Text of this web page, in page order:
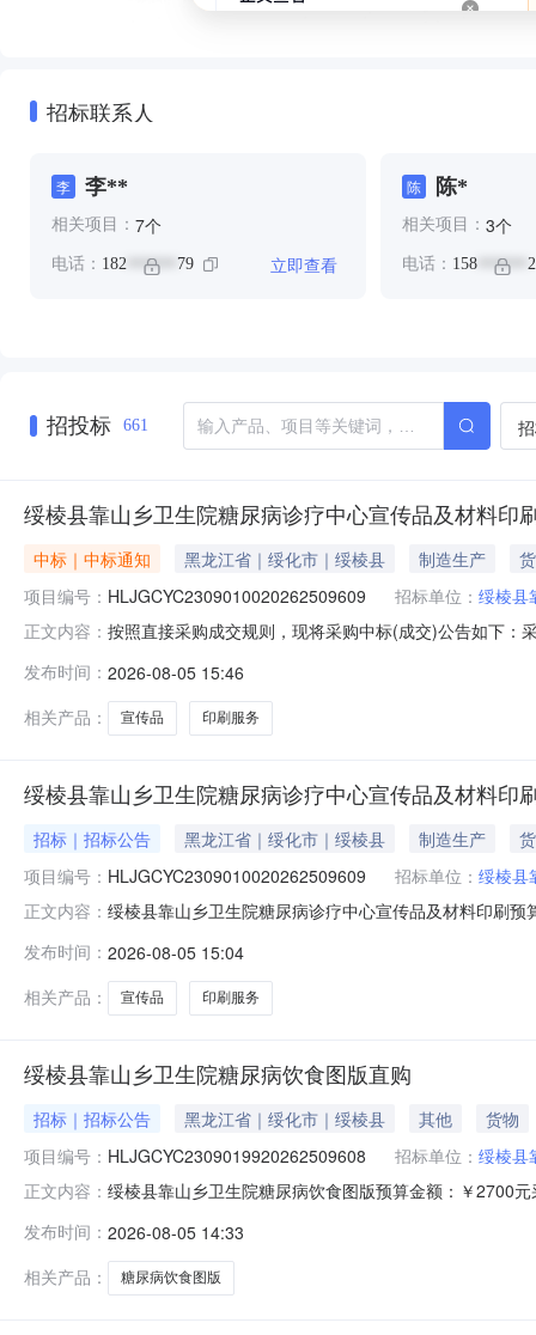
招标联系人
李 李**
相关项目： 7个
电话： 182 ****** 79 立即查看
陈 陈*
相关项目： 3个
电话： 158******
招投标 661
绥棱县靠山乡卫生院糖尿病诊疗中心宣传品及材料印
中标｜中标通知 黑龙江省｜绥化市｜绥棱县 制造生产
项目编号： HLJGCYC2309010020262509609 招标单位： 绥棱县
正文内容： 按照直接采购成交规则，现将采购中标(成交)公告如下
运复印社（个体工商户）中选2026-08-0515500.00%
发布时间： 2026-08-05 15:46
相关产品：
宣传品 印刷服务
绥棱县靠山乡卫生院糖尿病诊疗中心宣传品及材料印
招标｜招标公告 黑龙江省｜绥化市｜绥棱县 制造生产
项目编号： HLJGCYC2309010020262509609 招标单位： 绥棱县
正文内容： 绥棱县靠山乡卫生院糖尿病诊疗中心宣传品及材料印刷
无。三、特定的资格要求：无。四、本项目不接受联合
HLJGCYC23090
发布时间： 2026-08-05 15:04
相关产品：
宣传品 印刷服务
绥棱县靠山乡卫生院糖尿病饮食图版直购
招标｜招标公告 黑龙江省｜绥化市｜绥棱县 其他
货物
项目编号： HLJGCYC2309019920262509608 招标单位： 绥棱县
正文内容： 绥棱县靠山乡卫生院糖尿病饮食图版预算金额：￥2700
本项目不接受联合体参与异议处理项：如有异议请电话
服务
发布时间： 2026-08-05 14:33
相关产品：
糖尿病饮食图版